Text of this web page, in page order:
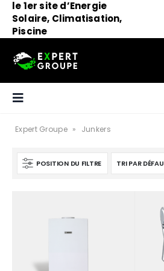
le 1er site d’Energie
Solaire, Climatisation,
Piscine
Expert Groupe » Junkers
POSITION DU FILTRE